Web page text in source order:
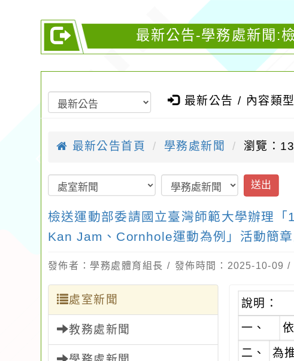
最新公告-學務處新聞:
最新公告 / 內容類
最新公告首頁 學務處新聞 瀏覽：
送出
檢送運動部委請國立臺灣師範大學辦理
Kan Jam、Cornhole運動為例」活動簡
發佈者：學務處體育組長 / 發佈時間：2025-10-09 /
處室新聞
教務處新聞
說明：
一、
二、
為